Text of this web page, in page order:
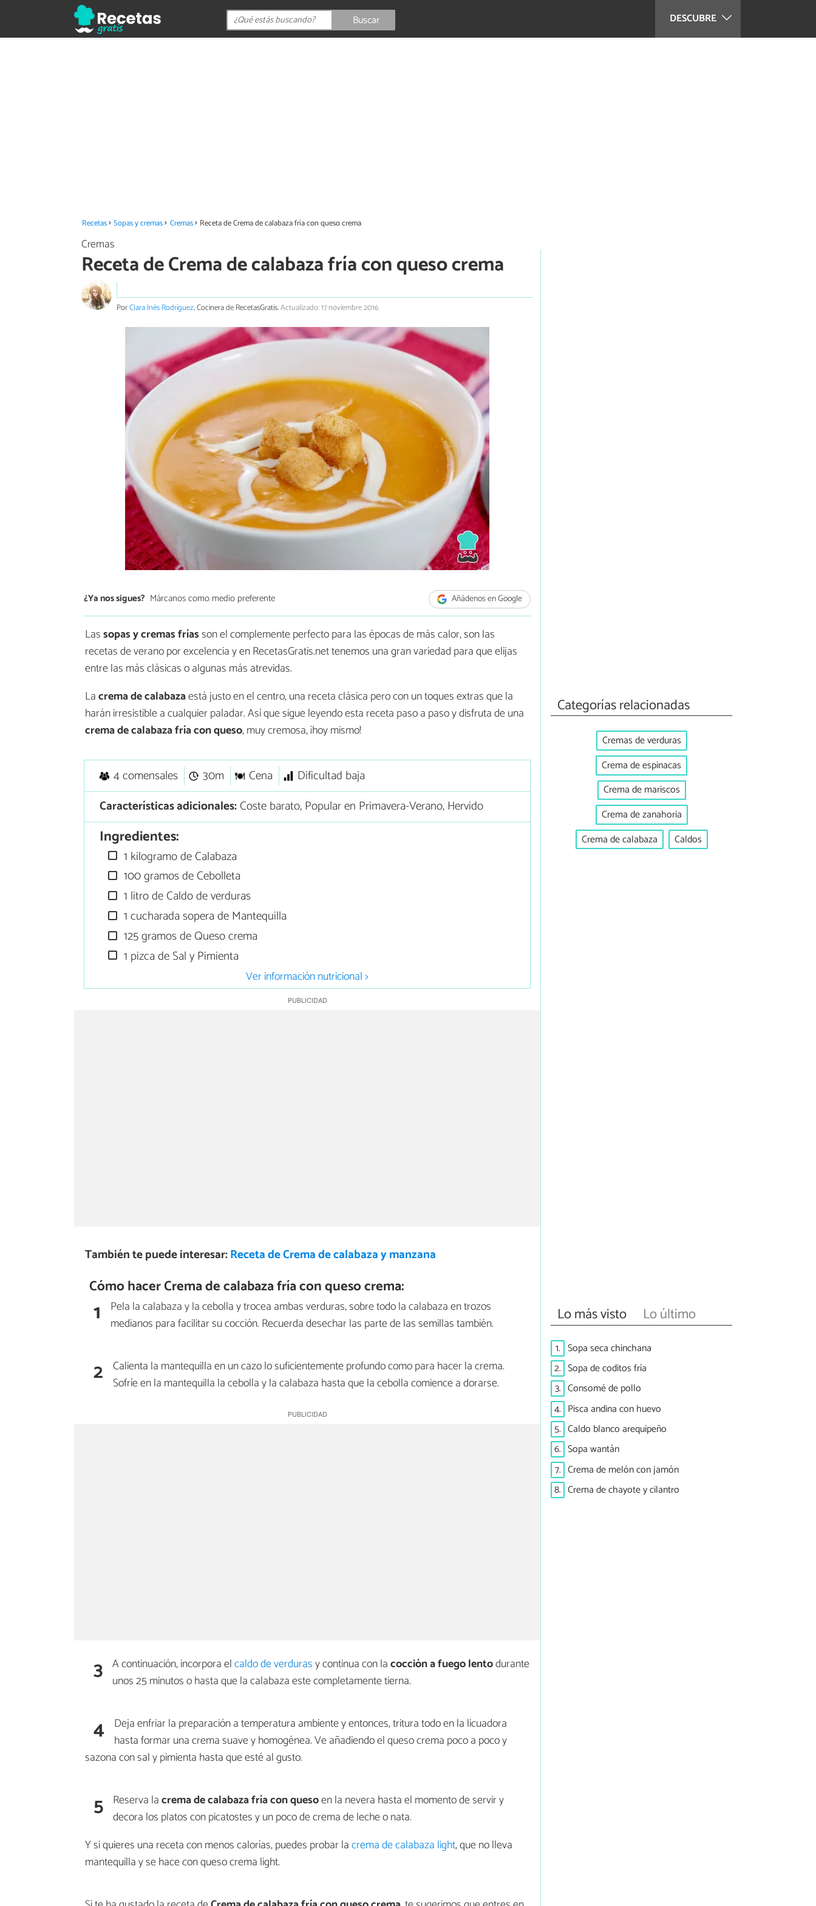
DESCUBRE
Buscar
Recetas Sopas y cremas Cremas Receta de Crema de calabaza fría con queso crema
Cremas
Receta de Crema de calabaza fría con queso crema
PorClara Inés Rodríguez, Cocinera de RecetasGratis.Actualizado: 17 noviembre 2016
¿Ya nos sigues? Márcanos como medio preferente Añádenos en Google
Lassopas y cremas fríasson el complemente perfecto para las épocas de más calor, son las
recetas de verano por excelencia y en RecetasGratis.net tenemos una gran variedad para que elijas
entre las más clásicas o algunas más atrevidas.
Lacrema de calabazaestá justo en el centro, una receta clásica pero con un toques extras que la
harán irresistible a cualquier paladar. Así que sigue leyendo esta receta paso a paso y disfruta de una
crema de calabaza fría con queso, muy cremosa, ¡hoy mismo!
4 comensales 30m Cena
Dificultad baja
Características adicionales:Coste barato, Popular en Primavera-Verano, Hervido
Ingredientes:
1 kilogramo de Calabaza
100 gramos de Cebolleta
1 litro de Caldo de verduras
1 cucharada sopera de Mantequilla
125 gramos de Queso crema
1 pizca de Sal y Pimienta
Ver información nutricional >
También te puede interesar:Receta de Crema de calabaza y manzana
Cómo hacer Crema de calabaza fría con queso crema:
1
Pela la calabaza y la cebolla y trocea ambas verduras, sobre todo la calabaza en trozos
medianos para facilitar su cocción. Recuerda desechar las parte de las semillas también.
2 Calienta la mantequilla en un cazo lo suficientemente profundo como para hacer la crema.
Sofríe en la mantequilla la cebolla y la calabaza hasta que la cebolla comience a dorarse.
3 A continuación, incorpora elcaldo de verdurasy continua con lacocción a fuego lentodurante
unos 25 minutos o hasta que la calabaza este completamente tierna.
4 Deja enfriar la preparación a temperatura ambiente y entonces, tritura todo en la licuadora
hasta formar una crema suave y homogénea. Ve añadiendo el queso crema poco a poco y
sazona con sal y pimienta hasta que esté al gusto.
5 Reserva lacrema de calabaza fría con quesoen la nevera hasta el momento de servir y
decora los platos con picatostes y un poco de crema de leche o nata.
Y si quieres una receta con menos calorías, puedes probar lacrema de calabaza light, que no lleva
mantequilla y se hace con queso crema light.
Categorías relacionadas
Cremas de verduras
Crema de espinacas
Crema de mariscos
Crema de zanahoria
Crema de calabaza
Caldos
Lo más visto Lo último
1. Sopa seca chinchana
2. Sopa de coditos fría
3. Consomé de pollo
4. Pisca andina con huevo
5. Caldo blanco arequipeño
6. Sopa wantán
7. Crema de melón con jamón
8. Crema de chayote y cilantro